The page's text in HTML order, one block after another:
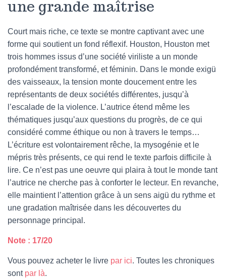
une grande maîtrise
Court mais riche, ce texte se montre captivant avec une
forme qui soutient un fond réflexif. Houston, Houston met
trois hommes issus d’une société viriliste a un monde
profondément transformé, et féminin. Dans le monde exigü
des vaisseaux, la tension monte doucement entre les
représentants de deux sociétés différentes, jusqu’à
l’escalade de la violence. L’autrice étend même les
thématiques jusqu’aux questions du progrès, de ce qui
considéré comme éthique ou non à travers le temps…
L’écriture est volontairement rêche, la mysogénie et le
mépris très présents, ce qui rend le texte parfois difficile à
lire. Ce n’est pas une oeuvre qui plaira à tout le monde tant
l’autrice ne cherche pas à conforter le lecteur. En revanche,
elle maintient l’attention grâce à un sens aigü du rythme et
une gradation maîtrisée dans les découvertes du
personnage principal.
Note : 17/20
Vous pouvez acheter le livre par ici. Toutes les chroniques
sont par là.